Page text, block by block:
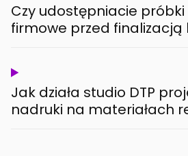
Czy udostępniacie
firmowe przed finalizacją
Jak działa studio DTP
nadruki na materiałach